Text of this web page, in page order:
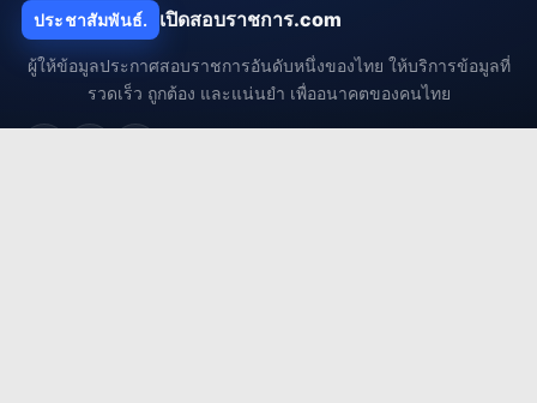
ประชาสัมพันธ์. เปิดสอบราชการ.com
ผู้ให้ข้อมูลประกาศสอบราชการอันดับหนึ่งของไทย ให้บริการข้อมูลที่
รวดเร็ว ถูกต้อง และแน่นยำ เพื่ออนาคตของคนไทย